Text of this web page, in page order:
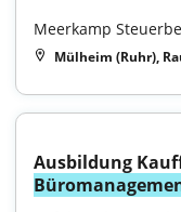
Meerkamp
Mülheim (Ruhr),